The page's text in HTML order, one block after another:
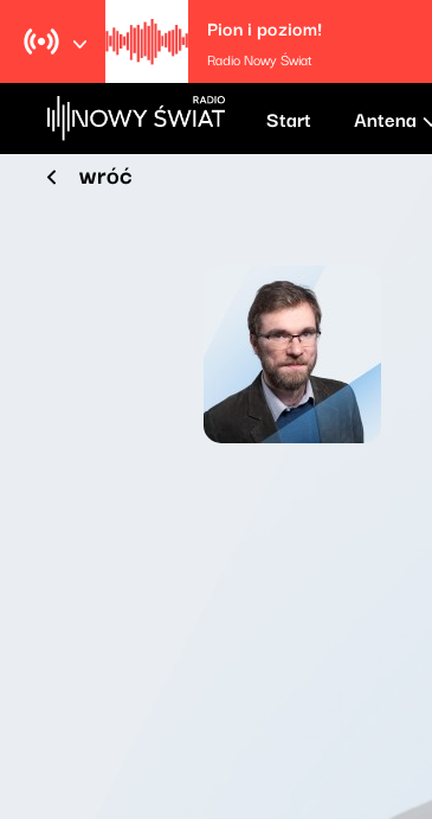
Pion i poziom!
Radio Nowy Świat
Start Antena
wróć